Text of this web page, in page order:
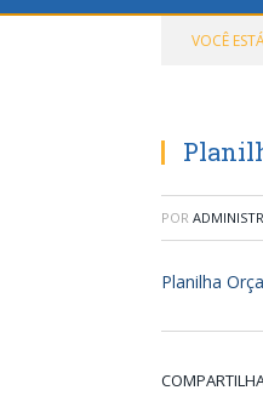
VOCÊ
POR
Planilha